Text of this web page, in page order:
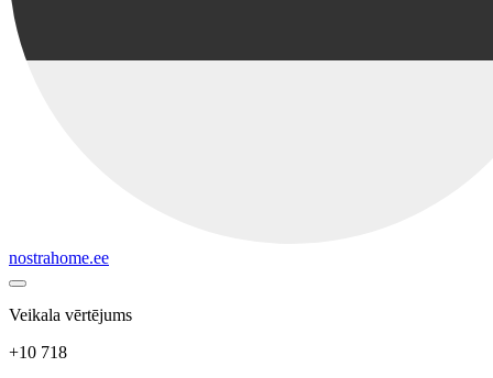
nostrahome.ee
Veikala vērtējums
+10 718